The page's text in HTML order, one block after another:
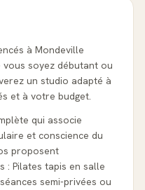
à Mondeville
vous soyez débutant ou
un studio adapté à
et à votre budget.
qui associe
et conscience du
proposent
: Pilates tapis en salle
semi-privées ou